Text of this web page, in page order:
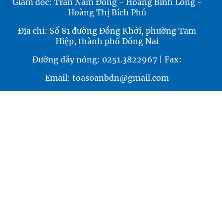
Giám đốc: Trần Nam Đông - Hoàng Bình Long -
Hoàng Thị Bích Phú
Địa chỉ: Số 81 đường Đồng Khởi, phường Tam
Hiệp, thành phố Đồng Nai
Đường dây nóng: 0251.3822967 | Fax:
Email: toasoanbdn@gmail.com